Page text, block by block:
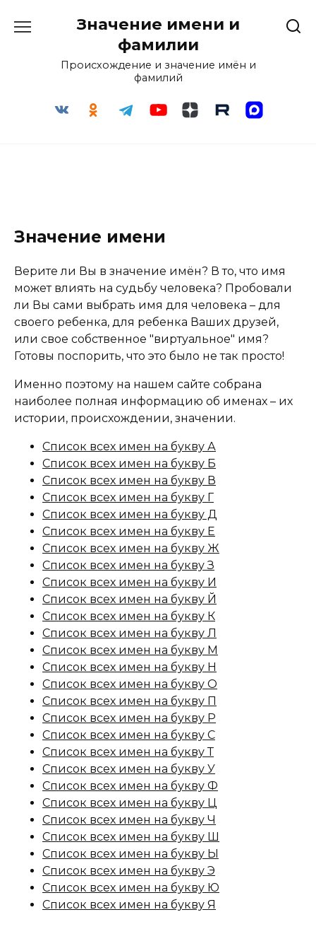
Значение имени и
фамилии
Происхождение и значение имён и
фамилий
Значение имени
Верите ли Вы в значение имён? В то, что имя
может влиять на судьбу человека? Пробовали
ли Вы сами выбрать имя для человека – для
своего ребенка, для ребенка Ваших друзей,
или свое собственное "виртуальное" имя?
Готовы поспорить, что это было не так просто!
Именно поэтому на нашем сайте собрана
наиболее полная информацию об именах – их
истории, происхождении, значении.
Список всех имен на букву А
Список всех имен на букву Б
Список всех имен на букву В
Список всех имен на букву Г
Список всех имен на букву Д
Список всех имен на букву Е
Список всех имен на букву Ж
Список всех имен на букву З
Список всех имен на букву И
Список всех имен на букву Й
Список всех имен на букву К
Список всех имен на букву Л
Список всех имен на букву М
Список всех имен на букву Н
Список всех имен на букву О
Список всех имен на букву П
Список всех имен на букву Р
Список всех имен на букву С
Список всех имен на букву Т
Список всех имен на букву У
Список всех имен на букву Ф
Список всех имен на букву Ц
Список всех имен на букву Ч
Список всех имен на букву Ш
Список всех имен на букву Ы
Список всех имен на букву Э
Список всех имен на букву Ю
Список всех имен на букву Я